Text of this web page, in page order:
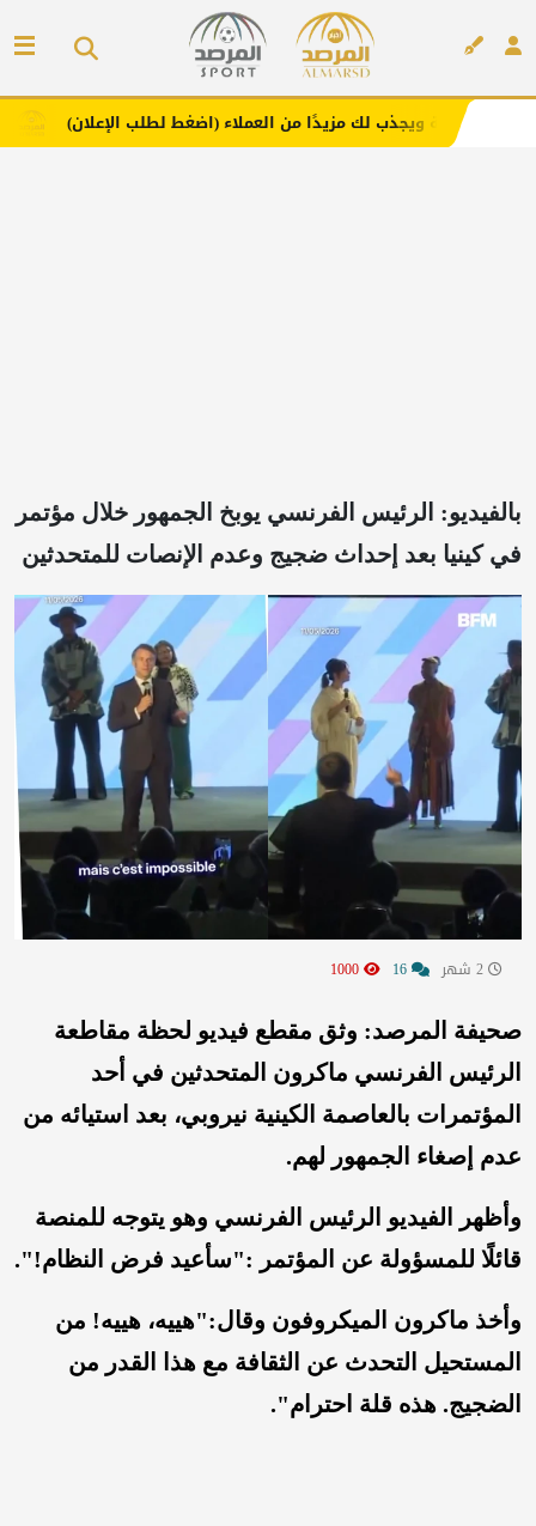
مفارش مزيدًا من العملاء (اضغط لطلب الإعلان)
بالفيديو: الرئيس الفرنسي يوبخ الجمهور خلال مؤتمر
في كينيا بعد إحداث ضجيج وعدم الإنصات للمتحدثين
صحيفة المرصد: وثق مقطع فيديو لحظة مقاطعة
الرئيس الفرنسي ماكرون المتحدثين في أحد
المؤتمرات بالعاصمة الكينية نيروبي، بعد استيائه من
عدم إصغاء الجمهور لهم.
وأظهر الفيديو الرئيس الفرنسي وهو يتوجه للمنصة
قائلًا للمسؤولة عن المؤتمر :"سأعيد فرض النظام!".
وأخذ ماكرون الميكروفون وقال:"هييه، هييه! من
المستحيل التحدث عن الثقافة مع هذا القدر من
الضجيج. هذه قلة احترام".